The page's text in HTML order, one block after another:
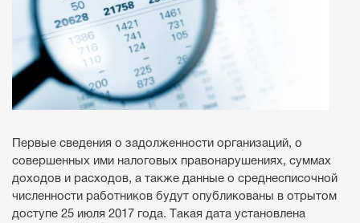
Первые сведения о задолженности организаций, о
совершенных ими налоговых правонарушениях, суммах
доходов и расходов, а также данные о среднесписочной
численности работников будут опубликованы в отрытом
доступе 25 июля 2017 года. Такая дата установлена